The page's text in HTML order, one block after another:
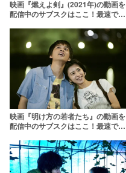
映画『燃えよ剣』(2021年)の動画を
配信中のサブスクはここ！最速でど
映画『明け方の若者たち』の動画を
配信中のサブスクはここ！最速でど